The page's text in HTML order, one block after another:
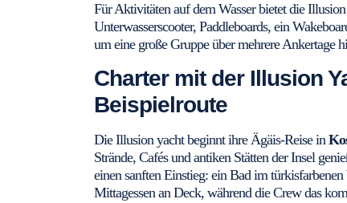
Für Aktivitäten auf dem Wasser bietet die
Unterwasserscooter, Paddleboards, ein
um eine große Gruppe über mehrere Ankertage
Charter mit der Illusion
Beispielroute
Die Illusion yacht beginnt ihre Ägäis-Reise in
Strände, Cafés und antiken Stätten der Insel
einen sanften Einstieg: ein Bad im
Mittagessen an Deck, während die Crew das